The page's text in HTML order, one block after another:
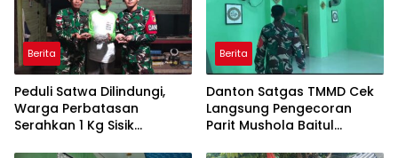
Berita
Peduli Satwa Dilindungi,
Warga Perbatasan
Serahkan 1 Kg Sisik
Berita
Danton Satgas TMMD Cek
Langsung Pengecoran
Parit Mushola Baitul